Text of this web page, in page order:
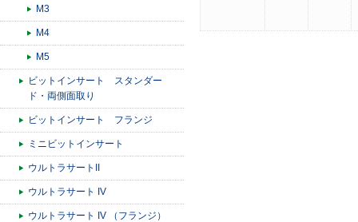
M3
M4
M5
ビットインサート スタンダー
ド・両側面取り
ビットインサート フランジ
ミニビットインサート
ウルトラサートII
ウルトラサート IV
ウルトラサート IV （フランジ）